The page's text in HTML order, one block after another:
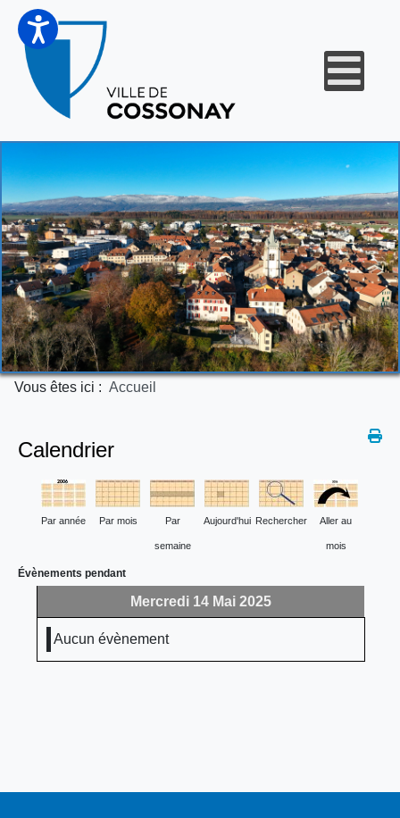
Vous êtes ici : Accueil
Calendrier
Par année Par mois Par
semaine
Aujourd'hui Rechercher Aller au
mois
Évènements pendant
Mercredi 14 Mai 2025
Aucun évènement